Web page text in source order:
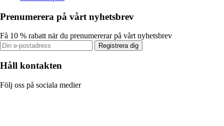
Prenumerera på vårt nyhetsbrev
Få 10 % rabatt när du prenumererar på vårt nyhetsbrev
Registrera dig
Håll kontakten
Följ oss på sociala medier